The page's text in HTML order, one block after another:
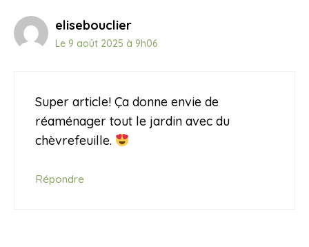
elisebouclier
Le 9 août 2025 à 9h06
Super article! Ça donne envie de
réaménager tout le jardin avec du
chèvrefeuille.
Répondre